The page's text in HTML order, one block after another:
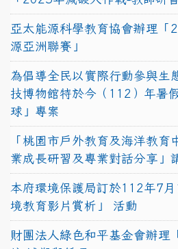
亞太能源科學教育協會辦理「
源亞洲聯賽」
為倡導全民以實際行動參與生
技博物館特於今（112）年暑
球」專案
「桃園市戶外教育及海洋教育
業成長研習及專業對話分享」
本府環境保護局訂於112年7
境教育影片賞析」 活動
財團法人綠色和平基金會辦理